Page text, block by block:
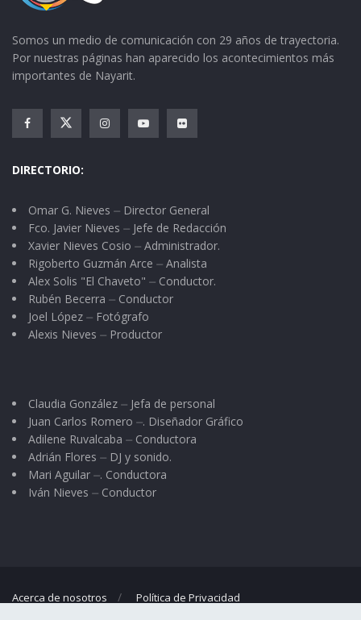
Somos un medio de comunicación con 29 años de trayectoria.
Por nuestras páginas han aparecido los acontecimientos más
importantes de Nayarit.
DIRECTORIO:
Omar G. Nieves ⏤ Director General
Fco. Javier Nieves ⏤ Jefe de Redacción
Xavier Nieves Cosio ⏤ Administrador.
Rigoberto Guzmán Arce ⏤ Analista
Alex Solis "El Chaveto" ⏤ Conductor.
Rubén Becerra ⏤ Conductor
Joel López ⏤ Fotógrafo
Alexis Nieves ⏤ Productor
Claudia González ⏤ Jefa de personal
Juan Carlos Romero ⏤. Diseñador Gráfico
Adilene Ruvalcaba ⏤ Conductora
Adrián Flores ⏤ DJ y sonido.
Mari Aguilar ⏤. Conductora
Iván Nieves ⏤ Conductor
Acerca de nosotros Política de Privacidad